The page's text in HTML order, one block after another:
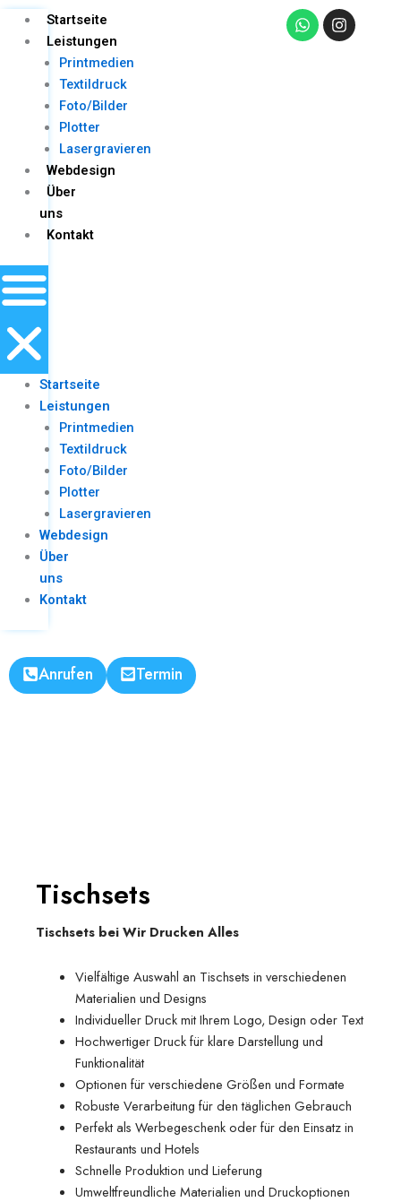
Skip
Startseite
Leistungen
Printmedien
Textildruck
Foto/Bilder
Plotter
Lasergravieren
Webdesign
Über
uns
Kontakt
Menu
Startseite
Leistungen
Printmedien
Textildruck
Foto/Bilder
Plotter
Lasergravieren
Webdesign
Über
uns
Kontakt
W
h
I
n
Anrufen Termin
Tischsets
Tischsets bei Wir Drucken Alles
Vielfältige Auswahl an Tischsets in verschiedenen
Materialien und Designs
Individueller Druck mit Ihrem Logo, Design oder Text
Hochwertiger Druck für klare Darstellung und
Funktionalität
Optionen für verschiedene Größen und Formate
Robuste Verarbeitung für den täglichen Gebrauch
Perfekt als Werbegeschenk oder für den Einsatz in
Restaurants und Hotels
Schnelle Produktion und Lieferung
Umweltfreundliche Materialien und Druckoptionen